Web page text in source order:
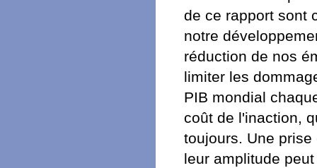
de ce rapport sont
notre
réduction de nos
limiter les
PIB mondial
coût de l'inaction,
toujours. Une
leur amplitude